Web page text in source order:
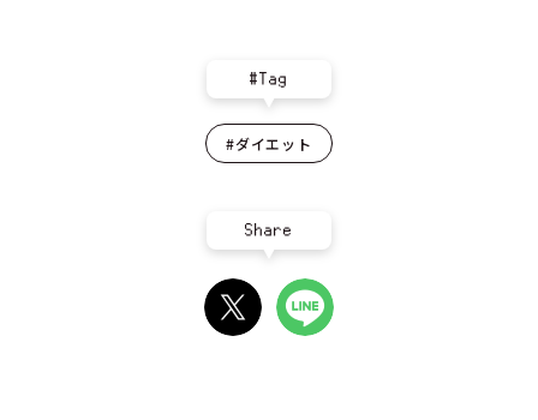
#Tag
#ダイエット
Share